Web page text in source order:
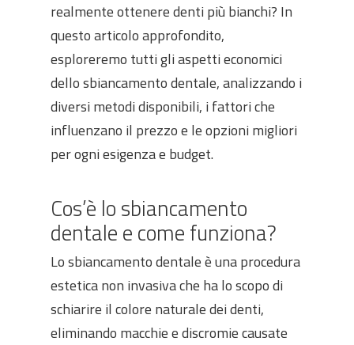
realmente ottenere denti più bianchi? In
questo articolo approfondito,
esploreremo tutti gli aspetti economici
dello sbiancamento dentale, analizzando i
diversi metodi disponibili, i fattori che
influenzano il prezzo e le opzioni migliori
per ogni esigenza e budget.
Cos’è lo sbiancamento
dentale e come funziona?
Lo sbiancamento dentale è una procedura
estetica non invasiva che ha lo scopo di
schiarire il colore naturale dei denti,
eliminando macchie e discromie causate